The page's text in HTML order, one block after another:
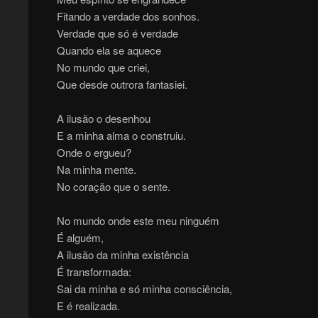
Fitando a verdade dos sonhos.
Verdade que só é verdade
Quando ela se aquece
No mundo que criei,
Que desde outrora fantasiei.
A ilusão o desenhou
E a minha alma o construiu.
Onde o ergueu?
Na minha mente.
No coração que o sente.
No mundo onde este meu ninguém
É alguém,
A ilusão da minha existência
É transformada:
Sai da minha e só minha consciência,
E é realizada.